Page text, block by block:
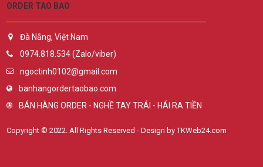
ORDER TAO BAO
Đà Nẵng, Việt Nam
0974.818.534 (Zalo/viber)
ngoctinh0102@gmail.com
banhangordertaobao.com
BÁN HÀNG ORDER - NGHỀ TAY TRÁI - HÁI RA TIỀN
Copyright © 2022. All Rights Reserved - Design by TKWeb24.com